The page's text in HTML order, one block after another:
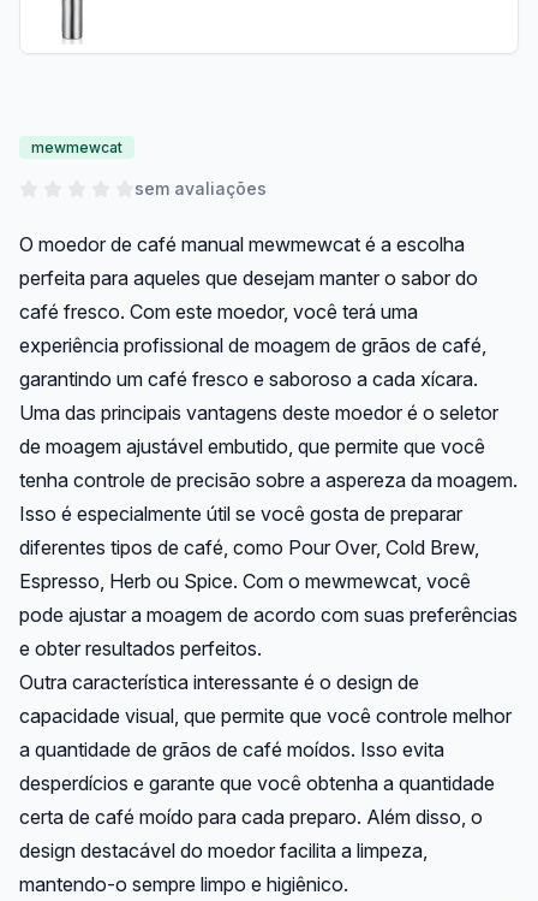
mewmewcat
sem avaliações
O moedor de café manual mewmewcat é a escolha
perfeita para aqueles que desejam manter o sabor do
café fresco. Com este moedor, você terá uma
experiência profissional de moagem de grãos de café,
garantindo um café fresco e saboroso a cada xícara.
Uma das principais vantagens deste moedor é o seletor
de moagem ajustável embutido, que permite que você
tenha controle de precisão sobre a aspereza da moagem.
Isso é especialmente útil se você gosta de preparar
diferentes tipos de café, como Pour Over, Cold Brew,
Espresso, Herb ou Spice. Com o mewmewcat, você
pode ajustar a moagem de acordo com suas preferências
e obter resultados perfeitos.
Outra característica interessante é o design de
capacidade visual, que permite que você controle melhor
a quantidade de grãos de café moídos. Isso evita
desperdícios e garante que você obtenha a quantidade
certa de café moído para cada preparo. Além disso, o
design destacável do moedor facilita a limpeza,
mantendo-o sempre limpo e higiênico.